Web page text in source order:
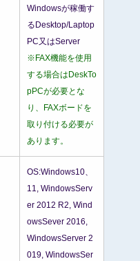
Windowsが稼働す
るDesktop/Laptop
PC又はServer
※FAX機能を使用
する場合はDeskTo
pPCが必要とな
り、FAXボードを
取り付ける必要が
あります。
OS:Windows10、
11, WindowsServ
er 2012 R2, Wind
owsSever 2016,
WindowsServer 2
019, WindowsSer